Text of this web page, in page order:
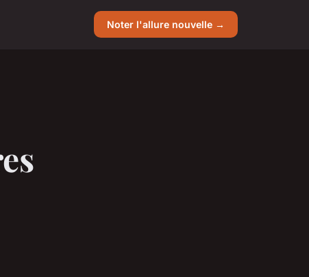
Noter l'allure nouvelle →